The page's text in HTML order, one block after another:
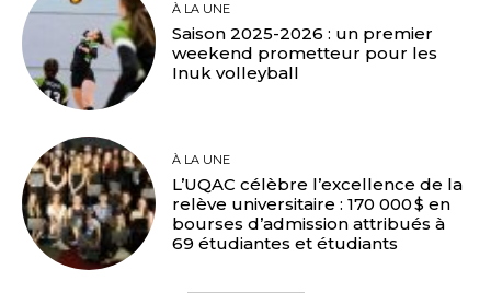
À LA UNE
Saison 2025-2026 : un premier
weekend prometteur pour les
Inuk volleyball
À LA UNE
L’UQAC célèbre l’excellence de la
relève universitaire : 170 000 $ en
bourses d’admission attribués à
69 étudiantes et étudiants